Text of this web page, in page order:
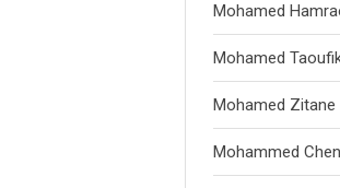
Mohamed
Mohamed
Mohamed Zitane
Mohammed